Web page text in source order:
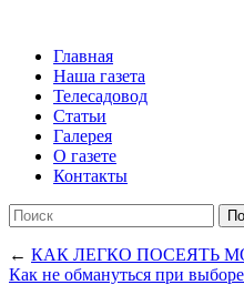
Главная
Наша газета
Телесадовод
Статьи
Галерея
О газете
Контакты
← КАК ЛЕГКО ПОСЕЯТЬ
Как не обмануться при